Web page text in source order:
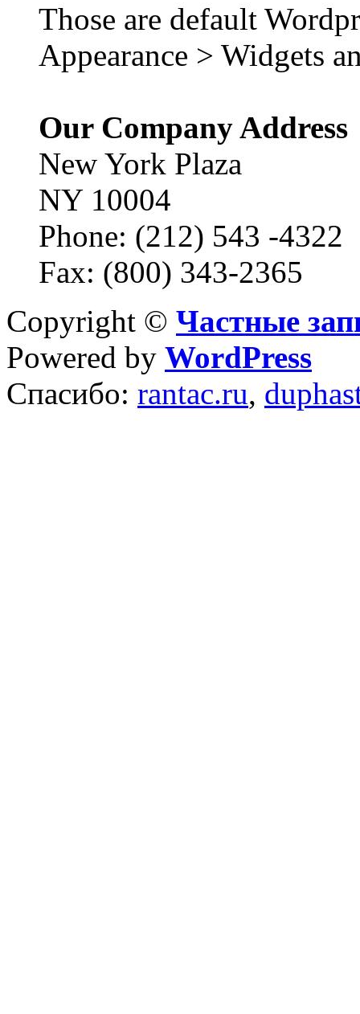
Those are default
Appearance > Widgets
Our Company Address
New York Plaza
NY 10004
Phone: (212) 543 -4322
Fax: (800) 343-2365
Copyright © Частные
Powered by WordPress
Спасибо: rantac.ru,